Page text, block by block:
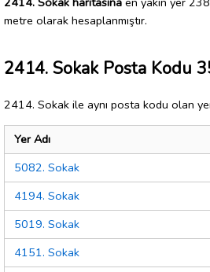
metre olarak hesaplanmıştır.
2414. Sokak Posta Kodu
2414. Sokak ile aynı posta kodu olan
Yer Adı
5082. Sokak
4194. Sokak
5019. Sokak
4151. Sokak